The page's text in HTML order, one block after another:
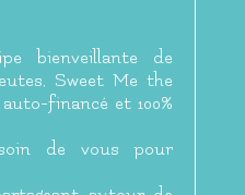
bienveillante de
Sweet Me the
financé et 100%
de vous pour